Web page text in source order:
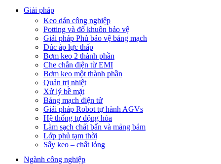
Giải pháp
Keo dán công nghiệp
Potting và đổ khuôn bảo vệ
Giải pháp Phủ bảo vệ bảng mạch
Đúc áp lực thấp
Bơm keo 2 thành phần
Che chắn điện từ EMI
Bơm keo một thành phần
Quản trị nhiệt
Xử lý bề mặt
Bảng mạch điện tử
Giải pháp Robot tự hành AGVs
Hệ thống tự động hóa
Làm sạch chất bẩn và mảng bám
Lớp phủ tạm thời
Sấy keo – chất lỏng
Ngành công nghiệp